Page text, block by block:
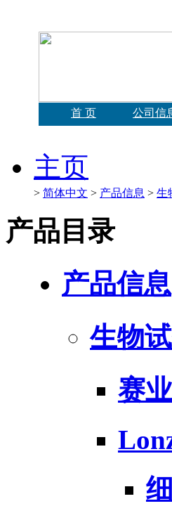
首 页 公司信
主页
> 简体中文 > 产品信息 > 生
产品目录
产品信息
生物
赛业